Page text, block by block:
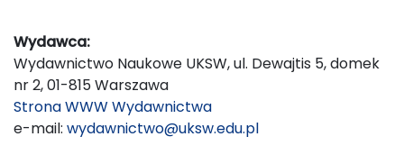
Wydawca:
Wydawnictwo Naukowe UKSW, ul. Dewajtis 5, domek
nr 2, 01-815 Warszawa
Strona WWW Wydawnictwa
e-mail: wydawnictwo@uksw.edu.pl